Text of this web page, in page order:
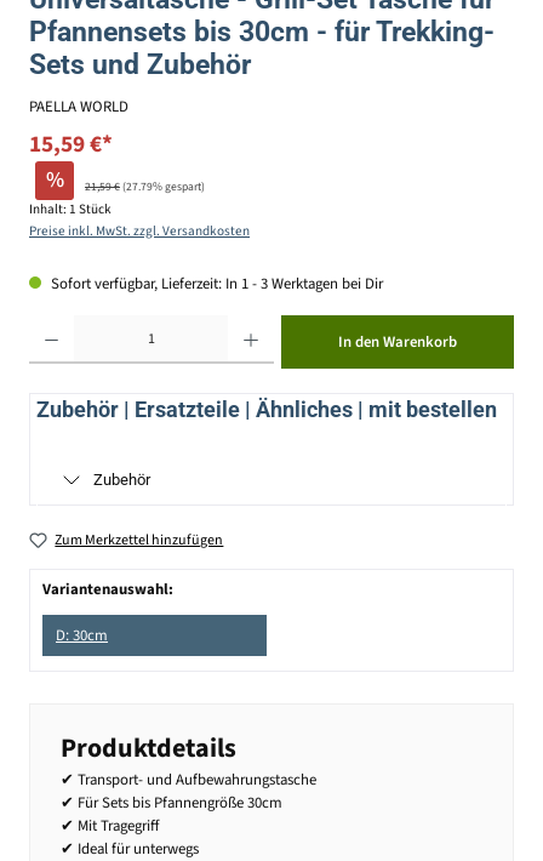
Pfannensets bis 30cm - für Trekking-
Sets und Zubehör
PAELLA WORLD
15,59 €*
% 21,59 €(27.79% gespart)
Inhalt: 1 Stück
Preise inkl. MwSt. zzgl. Versandkosten
Sofort verfügbar, Lieferzeit: In 1 - 3 Werktagen bei Dir
In den Warenkorb
Zubehör | Ersatzteile | Ähnliches | mit bestellen
Zubehör
Zum Merkzettel hinzufügen
Variantenauswahl:
D: 30cm
Produktdetails
✔ Transport- und Aufbewahrungstasche
✔ Für Sets bis Pfannengröße 30cm
✔ Mit Tragegriff
✔ Ideal für unterwegs